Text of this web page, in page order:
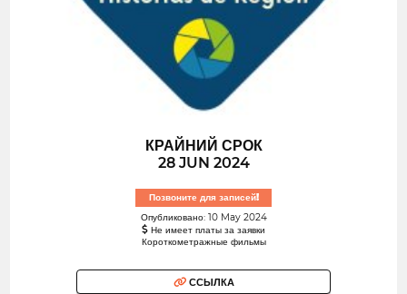
КРАЙНИЙ СРОК
28 JUN 2024
Позвоните для записей!
Опубликовано: 10 May 2024
Не имеет платы за заявки
Короткометражные фильмы
ССЫЛКА